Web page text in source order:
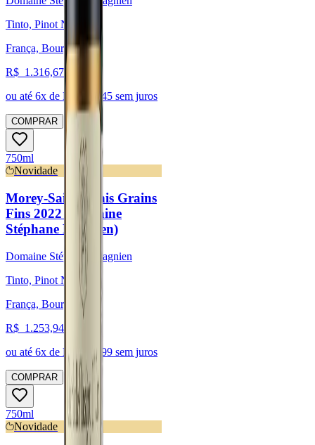
Tinto, Pinot Noir
França, Bourgogne
R$ 1.316,67
ou até 6x de R$ 219,45 sem juros
COMPRAR
750ml
Novidade
Morey-Saint-Denis Grains
Fins 2022 (Domaine
Stéphane Magnien)
Domaine Stéphane Magnien
Tinto, Pinot Noir
França, Bourgogne
R$ 1.253,94
ou até 6x de R$ 208,99 sem juros
COMPRAR
750ml
Novidade